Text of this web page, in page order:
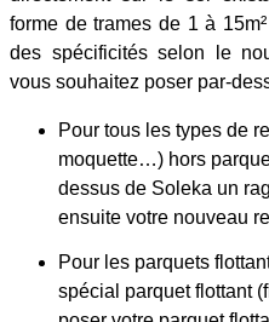
forme de trames de 1 à
des spécificités selon le
vous souhaitez poser par-
Pour tous les types de
moquette…) hors
dessus de Soleka un
ensuite votre nouveau
Pour les parquets
spécial parquet flottant